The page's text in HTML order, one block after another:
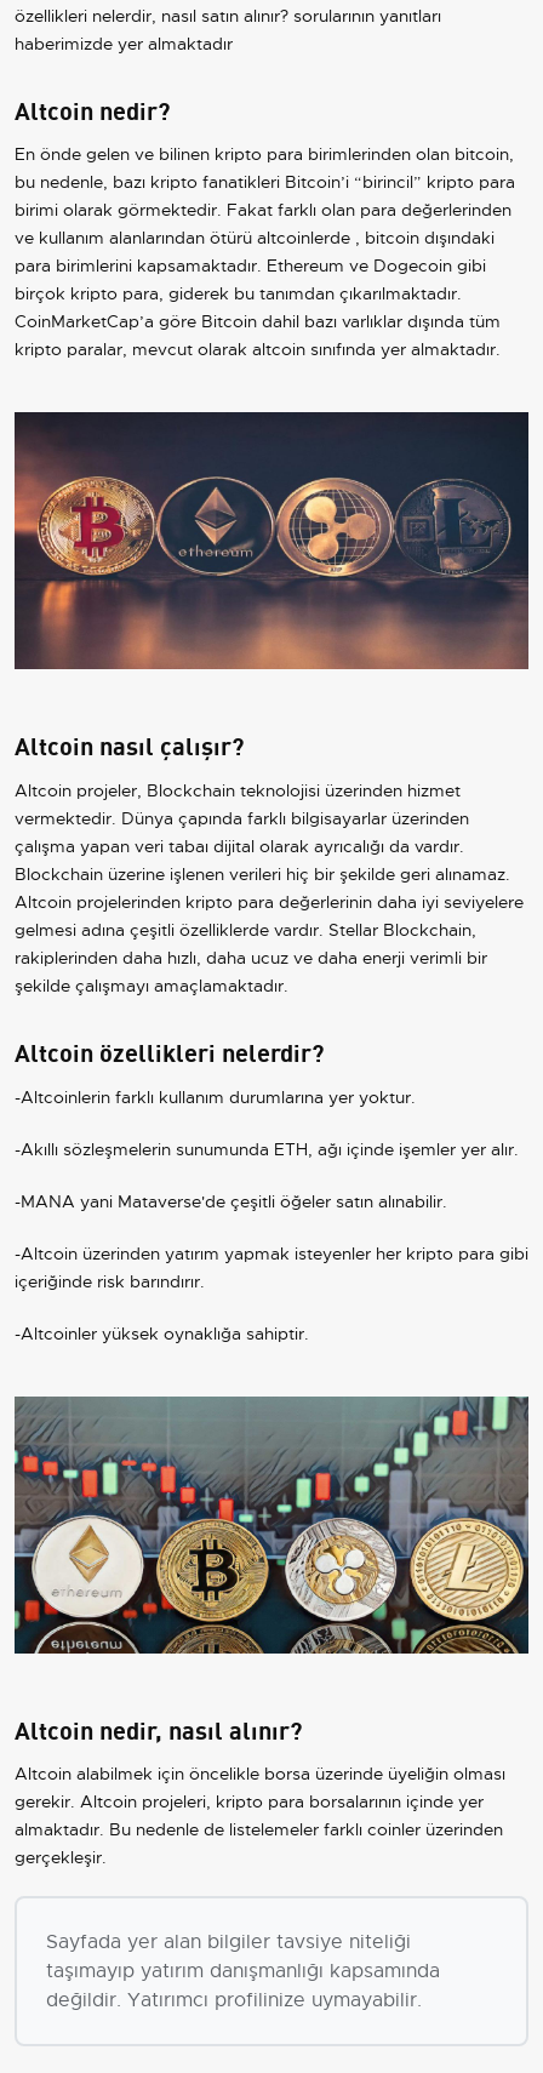
özellikleri nelerdir, nasıl satın alınır? sorularının yanıtları
haberimizde yer almaktadır
Altcoin nedir?
En önde gelen ve bilinen kripto para birimlerinden olan bitcoin,
bu nedenle, bazı kripto fanatikleri Bitcoin’i “birincil” kripto para
birimi olarak görmektedir. Fakat farklı olan para değerlerinden
ve kullanım alanlarından ötürü altcoinlerde , bitcoin dışındaki
para birimlerini kapsamaktadır. Ethereum ve Dogecoin gibi
birçok kripto para, giderek bu tanımdan çıkarılmaktadır.
CoinMarketCap’a göre Bitcoin dahil bazı varlıklar dışında tüm
kripto paralar, mevcut olarak altcoin sınıfında yer almaktadır.
Altcoin nasıl çalışır?
Altcoin projeler, Blockchain teknolojisi üzerinden hizmet
vermektedir. Dünya çapında farklı bilgisayarlar üzerinden
çalışma yapan veri tabaı dijital olarak ayrıcalığı da vardır.
Blockchain üzerine işlenen verileri hiç bir şekilde geri alınamaz.
Altcoin projelerinden kripto para değerlerinin daha iyi seviyelere
gelmesi adına çeşitli özelliklerde vardır. Stellar Blockchain,
rakiplerinden daha hızlı, daha ucuz ve daha enerji verimli bir
şekilde çalışmayı amaçlamaktadır.
Altcoin özellikleri nelerdir?
-Altcoinlerin farklı kullanım durumlarına yer yoktur.
-Akıllı sözleşmelerin sunumunda ETH, ağı içinde işemler yer alır.
-MANA yani Mataverse'de çeşitli öğeler satın alınabilir.
-Altcoin üzerinden yatırım yapmak isteyenler her kripto para gibi
içeriğinde risk barındırır.
-Altcoinler yüksek oynaklığa sahiptir.
Altcoin nedir, nasıl alınır?
Altcoin alabilmek için öncelikle borsa üzerinde üyeliğin olması
gerekir. Altcoin projeleri, kripto para borsalarının içinde yer
almaktadır. Bu nedenle de listelemeler farklı coinler üzerinden
gerçekleşir.
Sayfada yer alan bilgiler tavsiye niteliği
taşımayıp yatırım danışmanlığı kapsamında
değildir. Yatırımcı profilinize uymayabilir.